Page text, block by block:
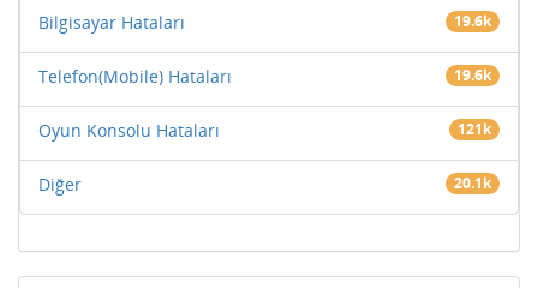
Bilgisayar Hataları 19.6k
Telefon(Mobile) Hataları 19.6k
Oyun Konsolu Hataları 121k
Diğer 20.1k